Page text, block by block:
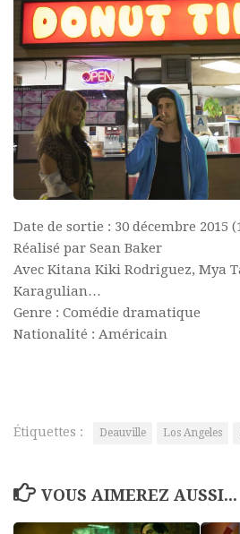
Date de sortie : 30 décembre 2015
Réalisé par Sean Baker
Avec Kitana Kiki Rodriguez, Mya
Karagulian…
Genre : Comédie dramatique
Nationalité : Américain
Étiquettes : Deauville Los Angeles
VOUS AIMEREZ AUSSI...